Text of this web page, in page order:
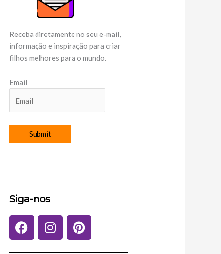
Receba diretamente no seu e-mail,
informação e inspiração para criar
filhos melhores para o mundo.
Email
Siga-nos
F
a
I
n
P
i